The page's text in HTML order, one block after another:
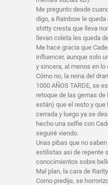
Me pregunto desde
digo, a Rainbow le
shitty cresta que lleva
llevan coleta les queda
Me hace gracia que
influencer, aunque solo
y sincera, al menos en lo
Cómo no, la reina del
1000 AÑOS TARDE, se
retoque de las gemas
están) que el resto y
cerrada y luego ya se
hecho una selfie con
seguiré viendo.
Unas pibas que no
estilistas asi de repente
conocimientos sobre
Mal plan, la cara de
Como predije, se